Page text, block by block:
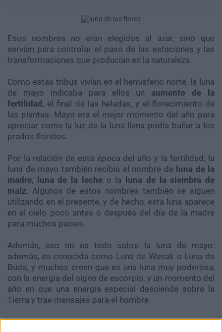
Esos nombres no eran elegidos al azar, sino que
servían para controlar el paso de las estaciones y las
transformaciones que producían en la naturaleza.
Como estas tribus vivían en el hemisferio norte, la luna
de mayo indicaba para ellos un aumento de la
fertilidad , el final de las heladas, y el florecimiento de
las plantas. Mayo era el mejor momento del año para
apreciar como la luz de la luna llena podía bañar a los
prados floridos.
Por la relación de esta época del año y la fertilidad, la
luna de mayo también recibía el nombre de luna de la
madre, luna de la leche o la
luna de la siembra de
maíz. Algunos de estos nombres también se siguen
utilizando en el presente, y de hecho, esta luna aparece
en el cielo poco antes o después del día de la madre
para muchos países.
Además, eso no es todo sobre la luna de mayo:
además, es conocida como Luna de Wesak o Luna de
Buda, y muchos creen que es una luna muy poderosa,
con la energía del signo de escorpio, y un momento del
año en que una energía especial desciende sobre la
Tierra y trae mensajes para el hombre.